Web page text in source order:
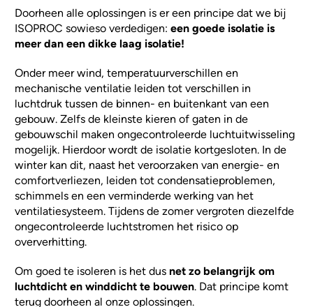
Doorheen alle oplossingen is er een principe dat we bij
ISOPROC sowieso verdedigen:een goede isolatie is
meer dan een dikke laag isolatie!
Onder meer wind, temperatuurverschillen en
mechanische ventilatie leiden tot verschillen in
luchtdruk tussen de binnen- en buitenkant van een
gebouw. Zelfs de kleinste kieren of gaten in de
gebouwschil maken ongecontroleerde luchtuitwisseling
mogelijk. Hierdoor wordt de isolatie kortgesloten. In de
winter kan dit, naast het veroorzaken van energie- en
comfortverliezen, leiden tot condensatieproblemen,
schimmels en een verminderde werking van het
ventilatiesysteem. Tijdens de zomer vergroten diezelfde
ongecontroleerde luchtstromen het risico op
oververhitting.
Om goed te isoleren is het dusnet zo belangrijk om
luchtdicht en winddicht te bouwen. Dat principe komt
terug doorheen al onze oplossingen.